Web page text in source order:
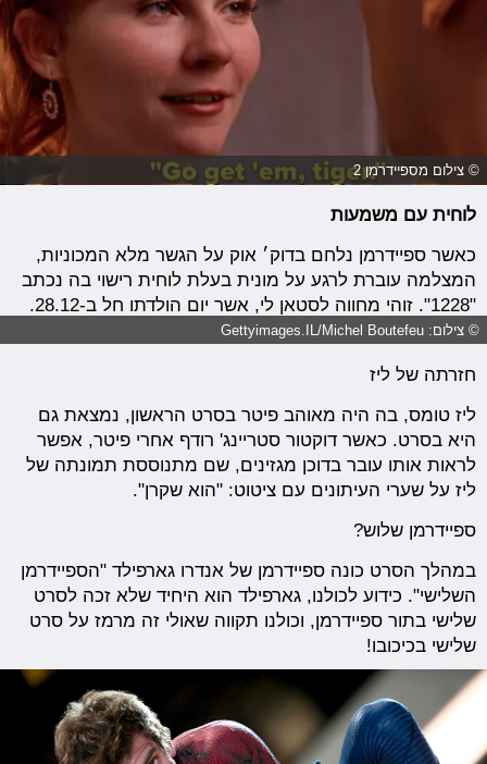
© צילום מספיידרמן 2
לוחית עם משמעות
כאשר ספיידרמן נלחם בדוק׳ אוק על הגשר מלא המכוניות,
המצלמה עוברת לרגע על מונית בעלת לוחית רישוי בה נכתב
"1228". זוהי מחווה לסטאן לי, אשר יום הולדתו חל ב-28.12.
© צילום: Gettyimages.IL/Michel Boutefeu
חזרתה של ליז
ליז טומס, בה היה מאוהב פיטר בסרט הראשון, נמצאת גם
היא בסרט. כאשר דוקטור סטריינג' רודף אחרי פיטר, אפשר
לראות אותו עובר בדוכן מגזינים, שם מתנוססת תמונתה של
ליז על שערי העיתונים עם ציטוט: "הוא שקרן".
ספיידרמן שלוש?
במהלך הסרט כונה ספיידרמן של אנדרו גארפילד "הספיידרמן
השלישי". כידוע לכולנו, גארפילד הוא היחיד שלא זכה לסרט
שלישי בתור ספיידרמן, וכולנו תקווה שאולי זה מרמז על סרט
שלישי בכיכובו!